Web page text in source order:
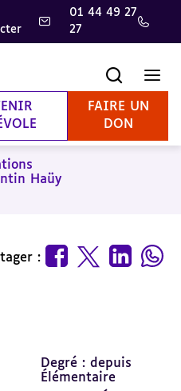
01 44 49 27
27
FAIRE UN
DON
Haüy
:
Degré : depuis
Élémentaire